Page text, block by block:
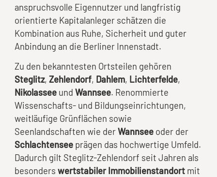
anspruchsvolle Eigennutzer und langfristig
orientierte Kapitalanleger schätzen die
Kombination aus Ruhe, Sicherheit und guter
Anbindung an die Berliner Innenstadt.
Zu den bekanntesten Ortsteilen gehören
Steglitz, Zehlendorf, Dahlem, Lichterfelde,
Nikolassee und Wannsee. Renommierte
Wissenschafts- und Bildungseinrichtungen,
weitläufige Grünflächen sowie
Seenlandschaften wie derWannsee oder der
Schlachtensee prägen das hochwertige Umfeld.
Dadurch gilt Steglitz-Zehlendorf seit Jahren als
besonders wertstabiler Immobilienstandort mit